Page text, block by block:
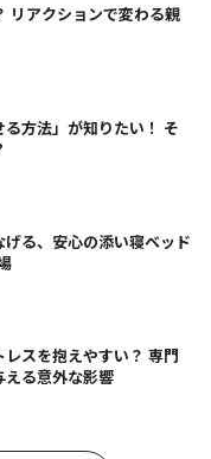
リアクションで変わる親
方法」が知りたい！ そ
る、安心の添い寝ベッド
スを抱えやすい？ 専門
える意外な影響